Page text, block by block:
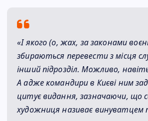
«І якого (о, жах, за законами
збираються перевести з місця
інший підрозділ. Можливо,
А адже командири в Києві ним
цитує видання, зазначаючи, що
художниця називає винуватцем